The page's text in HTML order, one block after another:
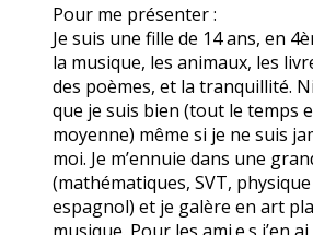
Pour me présenter :
Je suis une fille de 14 ans, en
la musique, les animaux, les
des poèmes, et la tranquillité.
que je suis bien (tout le temps
moyenne) même si je ne suis
moi. Je m’ennuie dans une
(mathématiques, SVT,
espagnol) et je galère en art